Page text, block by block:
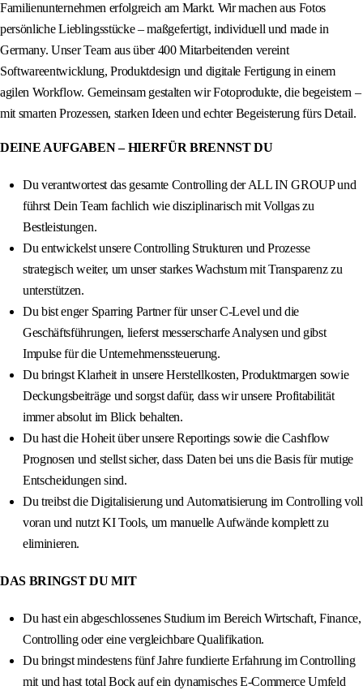
Familienunternehmen erfolgreich am Markt. Wir machen aus Fotos
persönliche Lieblingsstücke – maßgefertigt, individuell und made in
Germany. Unser Team aus über 400 Mitarbeitenden vereint
Softwareentwicklung, Produktdesign und digitale Fertigung in einem
agilen Workflow. Gemeinsam gestalten wir Fotoprodukte, die begeistern –
mit smarten Prozessen, starken Ideen und echter Begeisterung fürs Detail.
DEINE AUFGABEN – HIERFÜR BRENNST DU
Du verantwortest das gesamte Controlling der ALL IN GROUP und
führst Dein Team fachlich wie disziplinarisch mit Vollgas zu
Bestleistungen.
Du entwickelst unsere Controlling Strukturen und Prozesse
strategisch weiter, um unser starkes Wachstum mit Transparenz zu
unterstützen.
Du bist enger Sparring Partner für unser C‑Level und die
Geschäftsführungen, lieferst messerscharfe Analysen und gibst
Impulse für die Unternehmenssteuerung.
Du bringst Klarheit in unsere Herstellkosten, Produktmargen sowie
Deckungsbeiträge und sorgst dafür, dass wir unsere Profitabilität
immer absolut im Blick behalten.
Du hast die Hoheit über unsere Reportings sowie die Cashflow
Prognosen und stellst sicher, dass Daten bei uns die Basis für mutige
Entscheidungen sind.
Du treibst die Digitalisierung und Automatisierung im Controlling voll
voran und nutzt KI Tools, um manuelle Aufwände komplett zu
eliminieren.
DAS BRINGST DU MIT
Du hast ein abgeschlossenes Studium im Bereich Wirtschaft, Finance,
Controlling oder eine vergleichbare Qualifikation.
Du bringst mindestens fünf Jahre fundierte Erfahrung im Controlling
mit und hast total Bock auf ein dynamisches E‑Commerce Umfeld